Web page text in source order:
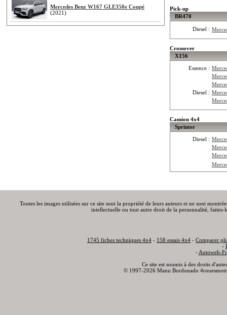
Mercedes Benz W167 GLE350e Coupé
(2021)
Pick-up
BR470
Diesel :
Crossover
X156
Essence :
Diesel :
Camion 4x4
Sprinter
Diesel :
Toutes les images utilisées sur ce site sont la propriété de leurs auteurs et ne sont
intellectuelle ou tout autre droit de la personnalité,
1745 fiches techniques 4x4 - 158 essais 4x4 - Comparer
-
- Autoweb-
Ce site est soumis à des droits
© 1997-2026 Manu Bordonado